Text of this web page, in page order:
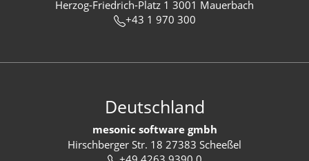
Herzog-Friedrich-Platz 1 3001 Mauerbach
+43 1 970 300
Deutschland
mesonic software gmbh
Hirschberger Str. 18 27383 Scheeßel